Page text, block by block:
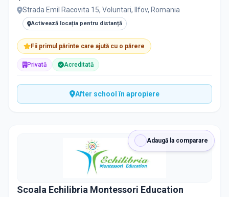
Strada Emil Racovita 15, Voluntari, Ilfov, Romania
Activează locația pentru distanță
Fii primul părinte care ajută cu o părere
Privată Acreditată
After school în apropiere
Adaugă la comparare
Scoala Echilibria Montessori Education